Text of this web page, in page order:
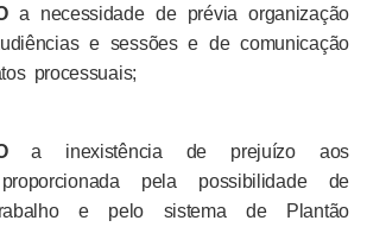
a necessidade de prévia organização
e sessões e de comunicação
processuais;
a inexistência de prejuízo aos
proporcionada pela possibilidade de
e pelo sistema de Plantão